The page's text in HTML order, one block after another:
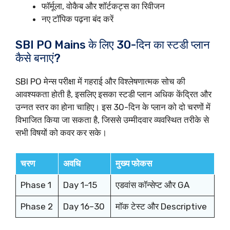
फॉर्मूला, वोकैब और शॉर्टकट्स का रिवीजन
नए टॉपिक पढ़ना बंद करें
SBI PO Mains के लिए 30-दिन का स्टडी प्लान
कैसे बनाएं?
SBI PO मेन्स परीक्षा में गहराई और विश्लेषणात्मक सोच की
आवश्यकता होती है, इसलिए इसका स्टडी प्लान अधिक केंद्रित और
उन्नत स्तर का होना चाहिए। इस 30-दिन के प्लान को दो चरणों में
विभाजित किया जा सकता है, जिससे उम्मीदवार व्यवस्थित तरीके से
सभी विषयों को कवर कर सके।
चरण अवधि मुख्य फोकस
Phase 1 Day 1–15 एडवांस कॉन्सेप्ट और GA
Phase 2 Day 16–30 मॉक टेस्ट और Descriptive